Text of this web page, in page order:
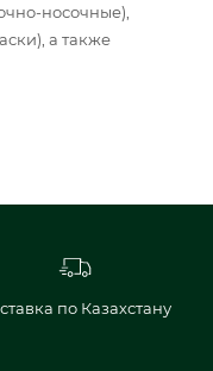
носочные),
а также
по Казахстану